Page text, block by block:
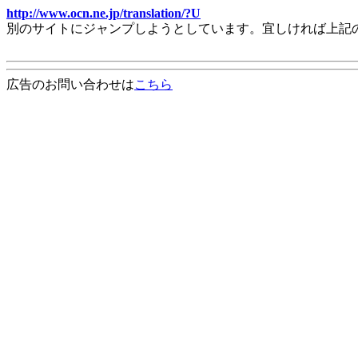
http://www.ocn.ne.jp/translation/?U
別のサイトにジャンプしようとしています。宜しければ上
広告のお問い合わせはこちら